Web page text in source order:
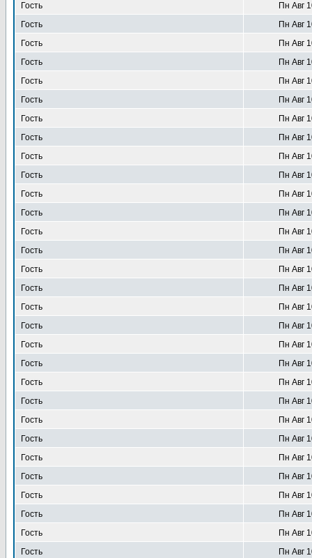
Гость
Пн Авг
Гость
Пн Авг
Гость
Пн Авг
Гость
Пн Авг
Гость
Пн Авг
Гость
Пн Авг
Гость
Пн Авг
Гость
Пн Авг
Гость
Пн Авг
Гость
Пн Авг
Гость
Пн Авг
Гость
Пн Авг
Гость
Пн Авг
Гость
Пн Авг
Гость
Пн Авг
Гость
Пн Авг
Гость
Пн Авг
Гость
Пн Авг
Гость
Пн Авг
Гость
Пн Авг
Гость
Пн Авг
Гость
Пн Авг
Гость
Пн Авг
Гость
Пн Авг
Гость
Пн Авг
Гость
Пн Авг
Гость
Пн Авг
Гость
Пн Авг
Гость
Пн Авг
Гость
Пн Авг